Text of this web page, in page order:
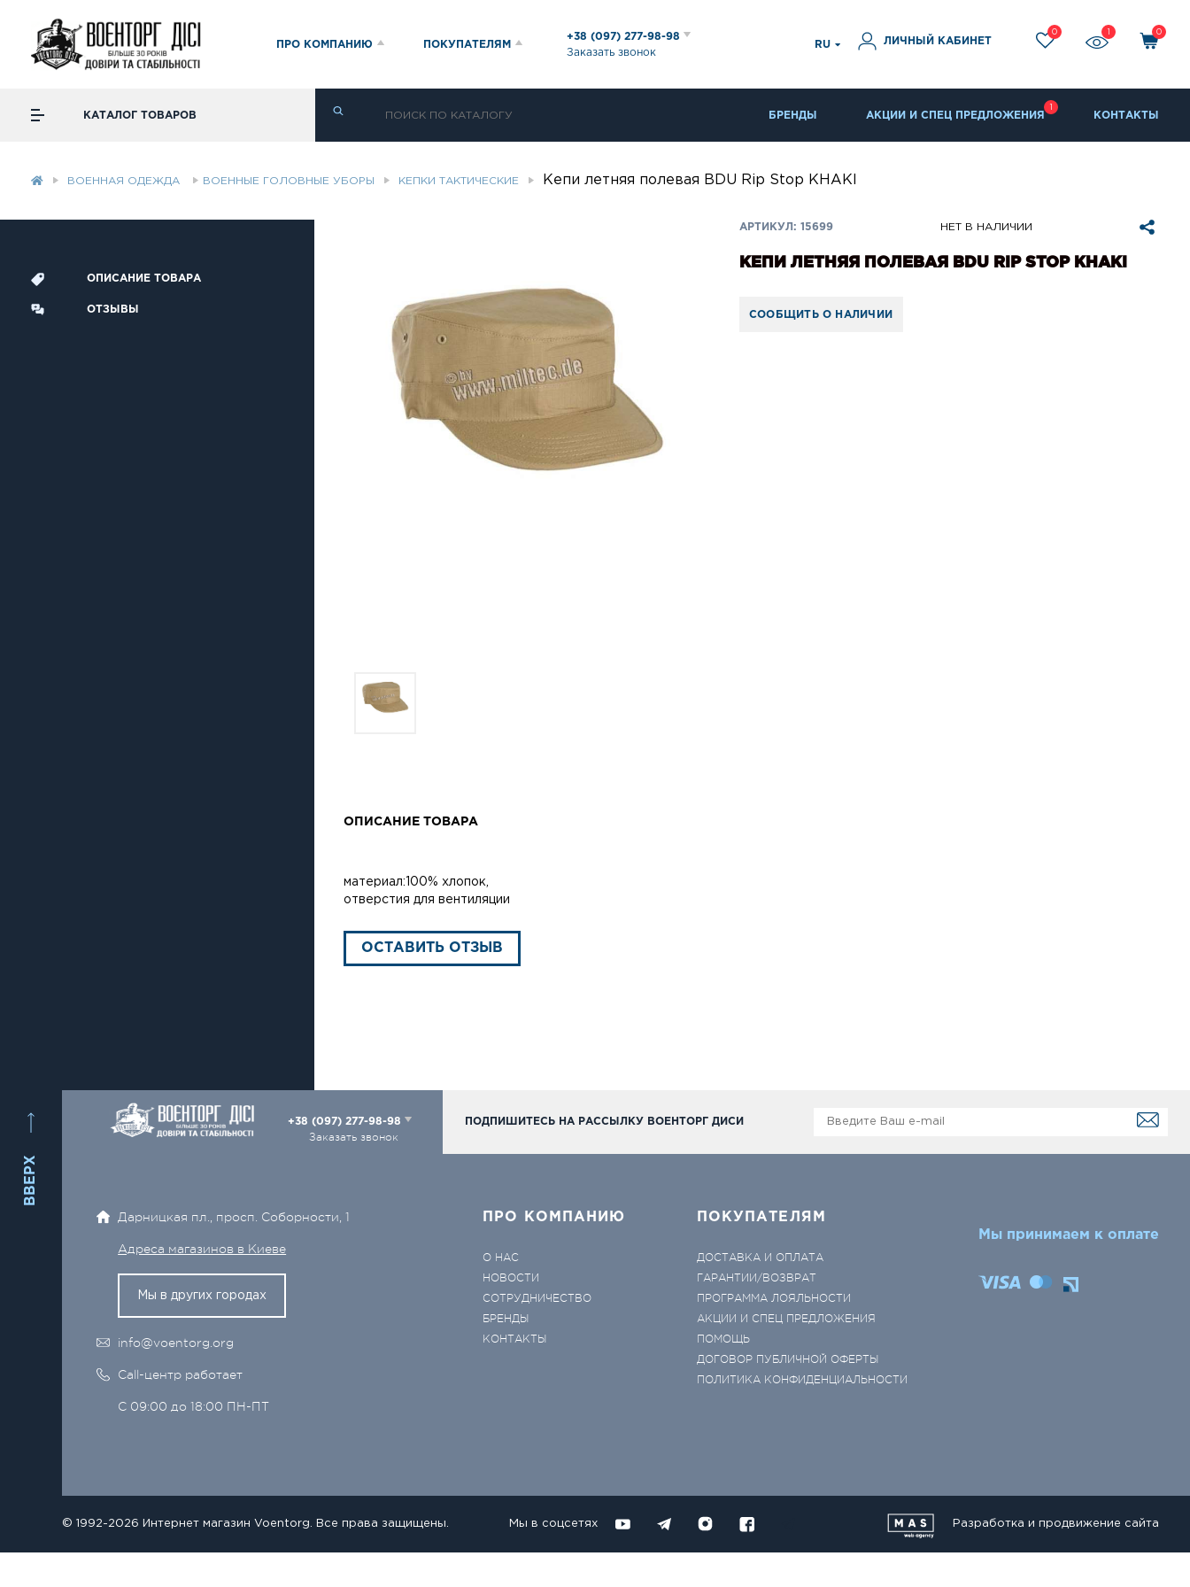
ПРО КОМПАНИЮ ПОКУПАТЕЛЯМ
+38 (097) 277-98-98
Заказать звонок
RU ЛИЧНЫЙ КАБИНЕТ
0 0
КАТАЛОГ ТОВАРОВ БРЕНДЫ АКЦИИ И СПЕЦ ПРЕДЛОЖЕНИЯ КОНТАКТЫ
ВОЕННАЯ ОДЕЖДА ВОЕННЫЕ ГОЛОВНЫЕ УБОРЫ КЕПКИ ТАКТИЧЕСКИЕ Кепи летняя полевая BDU Rip Stop KHAKI
ОПИСАНИЕ ТОВАРА
ОТЗЫВЫ
АРТИКУЛ: 15699 НЕТ В НАЛИЧИИ
КЕПИ ЛЕТНЯЯ ПОЛЕВАЯ BDU RIP STOP KHAKI
СООБЩИТЬ О НАЛИЧИИ
ОПИСАНИЕ ТОВАРА
материал:100% хлопок,
отверстия для вентиляции
ОСТАВИТЬ ОТЗЫВ
ВВЕРХ
+38 (097) 277-98-98
Заказать звонок
ПОДПИШИТЕСЬ НА РАССЫЛКУ ВОЕНТОРГ ДИСИ
Дарницкая пл., просп. Соборности, 1
Адреса магазинов в Киеве
Мы в других городах
info@voentorg.org
Call-центр работает
С 09:00 до 18:00 ПН-ПТ
ПРО КОМПАНИЮ
О НАС
НОВОСТИ
СОТРУДНИЧЕСТВО
БРЕНДЫ
КОНТАКТЫ
ПОКУПАТЕЛЯМ
ДОСТАВКА И ОПЛАТА
ГАРАНТИИ/ВОЗВРАТ
ПРОГРАММА ЛОЯЛЬНОСТИ
АКЦИИ И СПЕЦ ПРЕДЛОЖЕНИЯ
ПОМОЩЬ
ДОГОВОР ПУБЛИЧНОЙ ОФЕРТЫ
ПОЛИТИКА КОНФИДЕНЦИАЛЬНОСТИ
Мы принимаем к оплате
© 1992-2026 Интернет магазин Voentorg. Все права защищены. Мы в соцсетях Разработка и продвижение сайта